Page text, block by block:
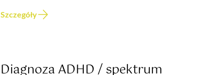
Szczegóły
Diagnoza ADHD / spektrum